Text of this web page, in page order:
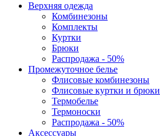
Верхняя одежда
Комбинезоны
Комплекты
Куртки
Брюки
Распродажа - 50%
Промежуточное белье
Флисовые комбинезоны
Флисовые куртки и брюки
Термобелье
Термоноски
Распродажа - 50%
Аксессуары